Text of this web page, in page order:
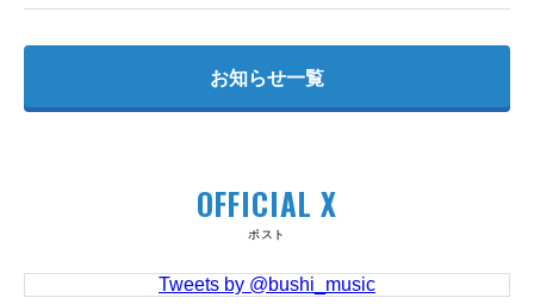
お知らせ一覧
OFFICIAL X
ポスト
Tweets by @bushi_music